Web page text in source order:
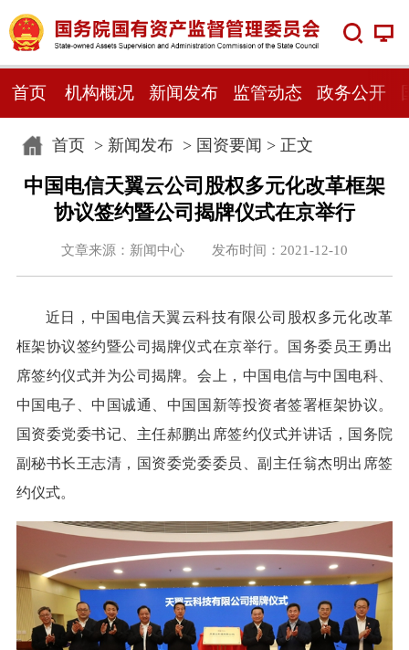
首页 机构概况 新闻发布 监管动态 政务公开
首页> 新闻发布> 国资要闻 > 正文
中国电信天翼云公司股权多元化改革框架
协议签约暨公司揭牌仪式在京举行
文章来源：新闻中心 发布时间：2021-12-10
近日，中国电信天翼云科技有限公司股权多元化改革
框架协议签约暨公司揭牌仪式在京举行。国务委员王勇出
席签约仪式并为公司揭牌。会上，中国电信与中国电科、
中国电子、中国诚通、中国国新等投资者签署框架协议。
国资委党委书记、主任郝鹏出席签约仪式并讲话，国务院
副秘书长王志清，国资委党委委员、副主任翁杰明出席签
约仪式。